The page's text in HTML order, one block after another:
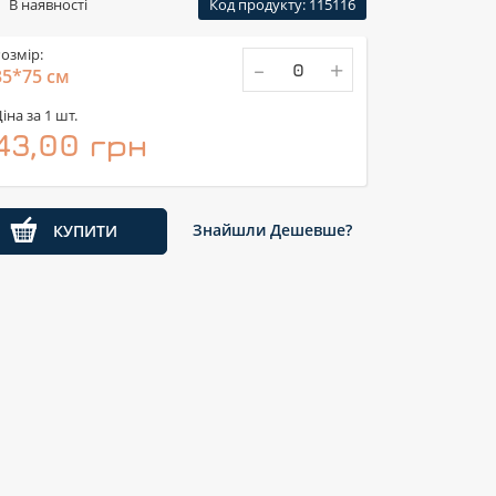
В наявності Код продукту: 115116
см
за 1 шт.
грн
- +
КУПИТИ Знайшли Дешевше?